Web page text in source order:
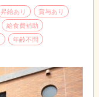
昇給あり
賞与あり
給食費補助
年齢不問